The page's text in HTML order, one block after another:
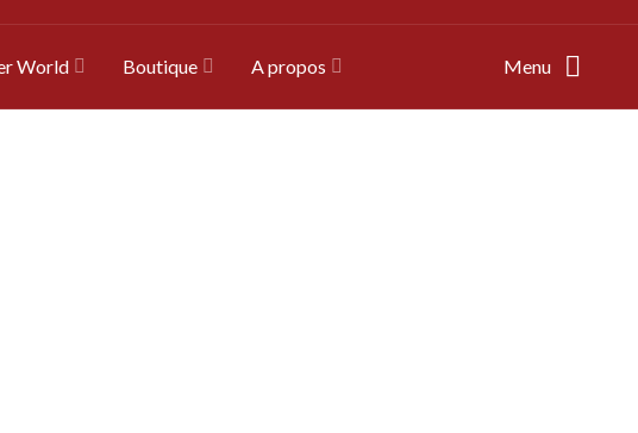
World Boutique A propos Menu